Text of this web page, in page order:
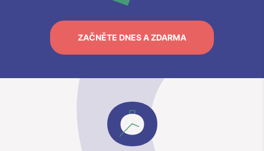
ZAČNĚTE DNES A ZDARMA